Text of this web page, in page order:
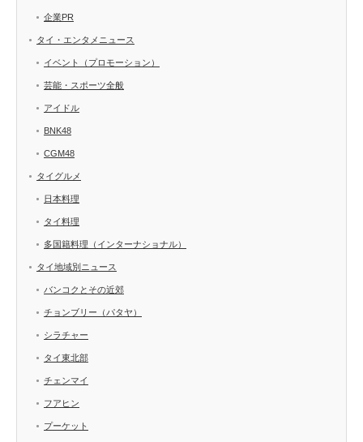
企業PR
タイ・エンタメニュース
イベント（プロモーション）
芸能・スポーツ全般
アイドル
BNK48
CGM48
タイグルメ
日本料理
タイ料理
多国籍料理（インターナショナル）
タイ地域別ニュース
バンコクとその近郊
チョンブリー（パタヤ）
シラチャー
タイ東北部
チェンマイ
フアヒン
プーケット